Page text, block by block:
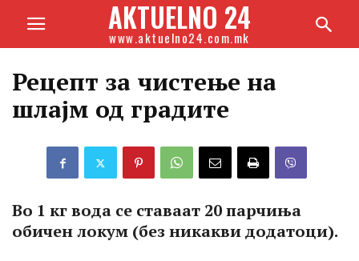
AKTUELNO 24
www.aktuelno24.com.mk
Рецепт за чистење на
шлајм од градите
Во 1 кг вода се ставаат 20 парчиња
обичен локум (без никакви додатоци).